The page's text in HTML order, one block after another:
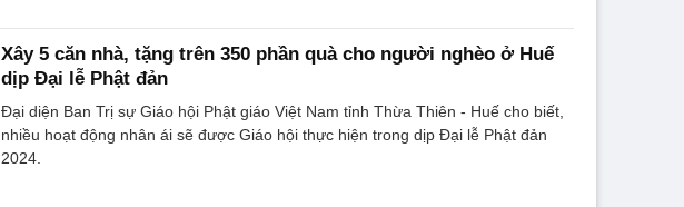
Xây 5 căn nhà, tặng trên 350 phần quà cho người nghèo ở Huế
dịp Đại lễ Phật đản
Đại diện Ban Trị sự Giáo hội Phật giáo Việt Nam tỉnh Thừa Thiên - Huế cho biết,
nhiều hoạt động nhân ái sẽ được Giáo hội thực hiện trong dịp Đại lễ Phật đản
2024.